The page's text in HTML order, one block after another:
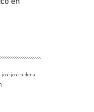
josé josé sedena